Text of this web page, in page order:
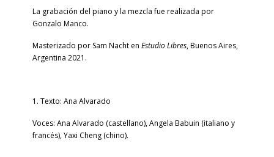
La grabación del piano y la mezcla fue realizada por
Gonzalo Manco.
Masterizado por Sam Nacht en Estudio Libres, Buenos Aires,
Argentina 2021.
1. Texto: Ana Alvarado
Voces: Ana Alvarado (castellano), Angela Babuin (italiano y
francés), Yaxi Cheng (chino).